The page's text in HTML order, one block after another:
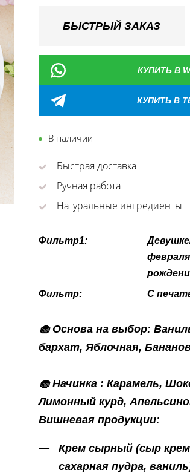
БЫСТРЫЙ ЗАКАЗ
КУПИТЬ В
КУПИТЬ В
В наличии
Быстрая доставка
Ручная работа
Натуральные ингредиенты
Фильтр1:
Фильтр:
С
🧁 Основа на выбор:
бархат, Яблочная,
🧁 Начинка : Карамель,
Лимонный курд,
Вишневая продукции:
Крем сырный (сыр
сахарная пудра,